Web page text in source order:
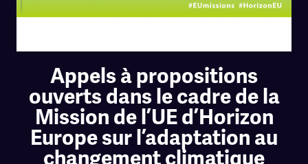
Appels à propositions
ouverts dans le cadre de la
Mission de l’UE d’Horizon
Europe sur l’adaptation au
changement climatique